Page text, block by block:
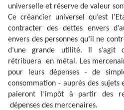
universelle et réserve de valeur
Ce créancier universel qu’est
contracter des dettes envers
envers des personnes qu’il ne
d’une grande utilité. Il s’agit
rétribuera
en métal. Les
pour leurs dépenses - de
consommation - auprès des sujets
paieront l’impôt à partir des
dépenses des mercenaires.